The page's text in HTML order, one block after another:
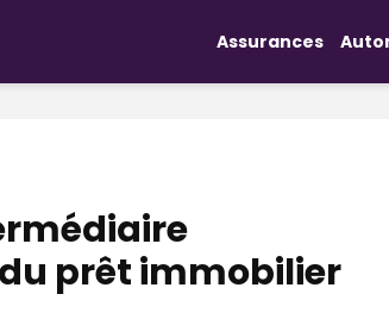
Assurances
prêt immobilier